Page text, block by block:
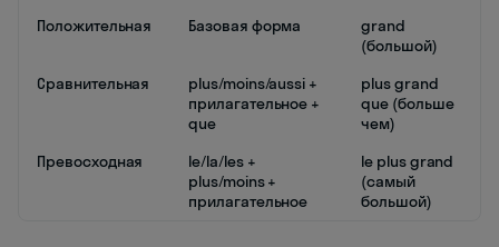
Положительная
Базовая форма
grand
(большой)
Сравнительная
plus/moins/aussi +
прилагательное +
que
plus grand
que (больше
чем)
Превосходная
le/la/les +
plus/moins +
прилагательное
le plus grand
(самый
большой)